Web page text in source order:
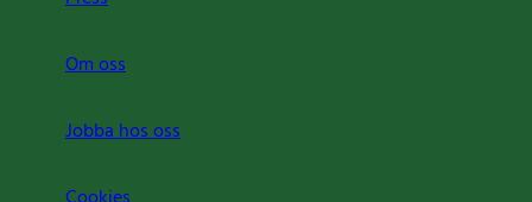
Om oss
Jobba hos oss